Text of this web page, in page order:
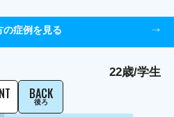
の症例を見る
22歳/学生
BACK
後ろ